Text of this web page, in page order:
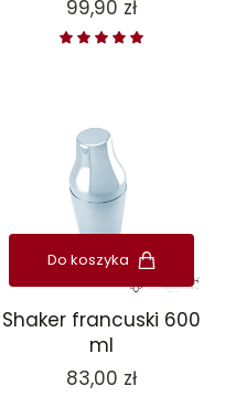
Cena
99,90 zł
Do koszyka
Shaker francuski 600
ml
Cena
83,00 zł